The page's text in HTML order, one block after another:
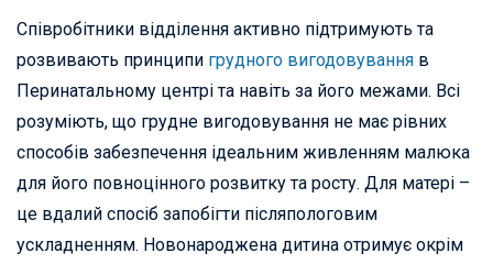
Співробітники відділення активно підтримують та
розвивають принципи грудного вигодовування в
Перинатальному центрі та навіть за його межами. Всі
розуміють, що грудне вигодовування не має рівних
способів забезпечення ідеальним живленням малюка
для його повноцінного розвитку та росту. Для матері –
це вдалий спосіб запобігти післяпологовим
ускладненням. Новонароджена дитина отримує окрім